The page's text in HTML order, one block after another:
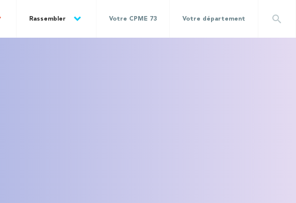
Rassembler Votre CPME 73 Votre département search